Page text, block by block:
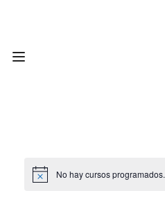
No hay cursos programados.